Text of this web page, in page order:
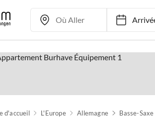
Arrivée
d'accueil L'Europe Allemagne Basse-Saxe